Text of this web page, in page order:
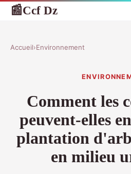
📰Ccf Dz
Accueil›Environnement
Comment les
peuvent-elles
plantation
en milieu